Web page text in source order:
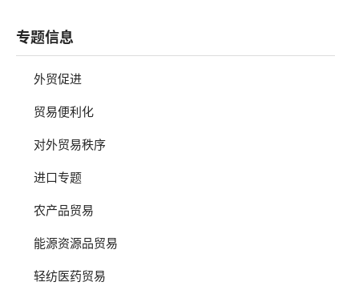
专题信息
外贸促进
贸易便利化
对外贸易秩序
进口专题
农产品贸易
能源资源品贸易
轻纺医药贸易